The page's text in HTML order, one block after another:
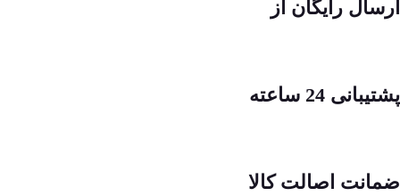
ارسال رایگان از
پشتیبانی 24 ساعته
ضمانت اصالت کالا